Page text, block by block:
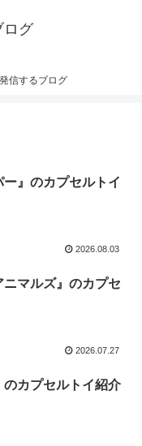
ログ
信するブログ
ー』のカプセルトイ
2026.08.03
ニマルズ』のカプセ
2026.07.27
のカプセルトイ紹介